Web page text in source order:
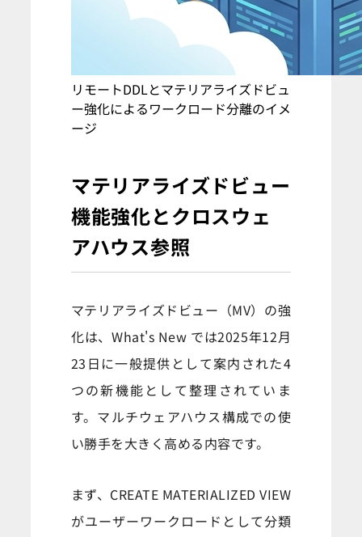
リモートDDLとマテリアライズドビュ
ー強化によるワークロード分離のイメ
ージ
マテリアライズドビュー
機能強化とクロスウェ
アハウス参照
マテリアライズドビュー（MV）の強
化は、What's New では2025年12月
23日に一般提供として案内された4
つの新機能として整理されていま
す。マルチウェアハウス構成での使
い勝手を大きく高める内容です。
まず、CREATE MATERIALIZED VIEW
がユーザーワークロードとして分類